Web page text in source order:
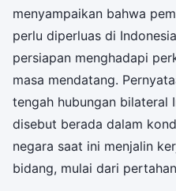
menyampaikan bahwa
perlu diperluas di
persiapan menghadapi
masa mendatang.
tengah hubungan bilateral
disebut berada dalam
negara saat ini menjalin
bidang, mulai dari